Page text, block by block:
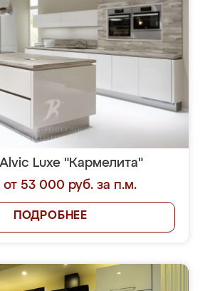
Luxe "Кармелита"
от 53 000 руб. за п.м.
ПОДРОБНЕЕ